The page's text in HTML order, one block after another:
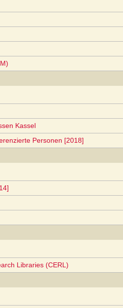
Kassel
Personen [2018]
Libraries (CERL)